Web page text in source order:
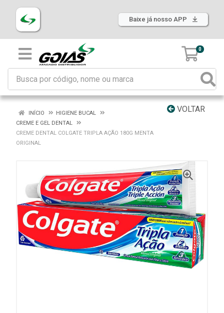
Baixe já nosso APP
0
VOLTAR
INÍCIO
HIGIENE BUCAL
CREME E GEL DENTAL
CREME DENTAL COLGATE TRIPLA AÇÃO 180G MENTA
ORIGINAL